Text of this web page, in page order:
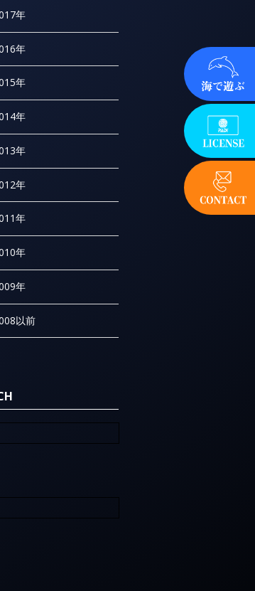
年
年
年
年
年
年
年
年
年
以前